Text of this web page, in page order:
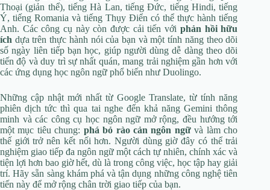
Thoại (giản thể), tiếng Hà Lan, tiếng Đức, tiếng Hindi, tiếng
Ý, tiếng Romania và tiếng Thụy Điển có thể thực hành tiếng
Anh. Các công cụ này còn được cải tiến với phản hồi hữu
ích dựa trên thực hành nói của bạn và một tính năng theo dõi
số ngày liên tiếp bạn học, giúp người dùng dễ dàng theo dõi
tiến độ và duy trì sự nhất quán, mang trải nghiệm gần hơn với
các ứng dụng học ngôn ngữ phổ biến như Duolingo.
Những cập nhật mới nhất từ Google Translate, từ tính năng
phiên dịch tức thì qua tai nghe đến khả năng Gemini thông
minh và các công cụ học ngôn ngữ mở rộng, đều hướng tới
một mục tiêu chung: phá bỏ rào cản ngôn ngữvà làm cho
thế giới trở nên kết nối hơn. Người dùng giờ đây có thể trải
nghiệm giao tiếp đa ngôn ngữ một cách tự nhiên, chính xác và
tiện lợi hơn bao giờ hết, dù là trong công việc, học tập hay giải
trí. Hãy sẵn sàng khám phá và tận dụng những công nghệ tiên
tiến này để mở rộng chân trời giao tiếp của bạn.